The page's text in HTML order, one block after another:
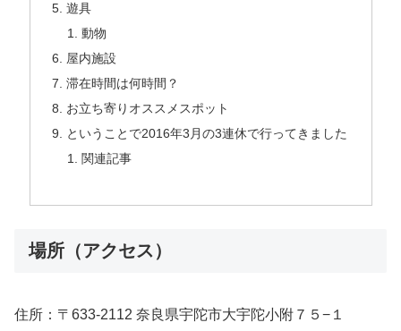
遊具
動物
屋内施設
滞在時間は何時間？
お立ち寄りオススメスポット
ということで2016年3月の3連休で行ってきました
関連記事
場所（アクセス）
住所：〒633-2112 奈良県宇陀市大宇陀小附７５−１